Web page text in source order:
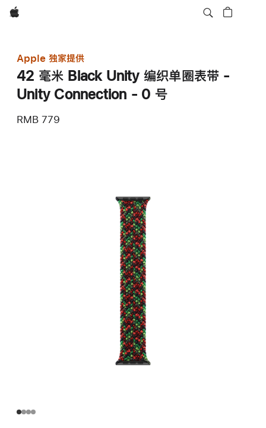
Apple
Apple 独家提供
42 毫米 Black Unity 编织单圈表带 -
Unity Connection - 0 号
RMB 779